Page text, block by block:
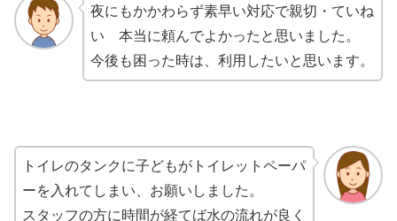
夜にもかかわらず素早い対応で親切・ていね
い 本当に頼んでよかったと思いました。
今後も困った時は、利用したいと思います。
トイレのタンクに子どもがトイレットペーパ
ーを入れてしまい、お願いしました。
スタッフの方に時間が経てば水の流れが良く